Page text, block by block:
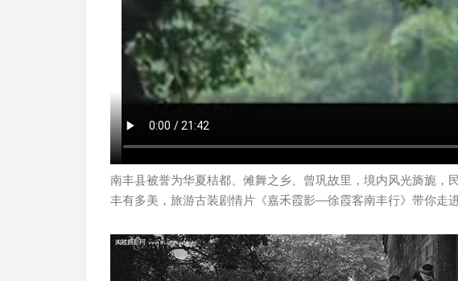
南丰县被誉为华夏桔都、傩舞之乡、曾巩故里，境内风光旖旎
丰有多美，旅游古装剧情片《嘉禾霞影—徐霞客南丰行》带你走